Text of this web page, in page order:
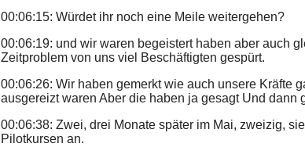
00:06:15: Würdet ihr noch eine Meile weitergehen?
00:06:19: und wir waren begeistert haben aber auch
Zeitproblem von uns viel Beschäftigten gespürt.
00:06:26: Wir haben gemerkt wie auch unsere Kräfte
ausgereizt waren Aber die haben ja gesagt Und dann
00:06:38: Zwei, drei Monate später im Mai, zweizig,
Pilotkursen an.